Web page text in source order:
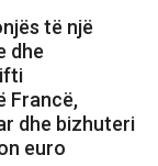
të një
dhe
Francë,
dhe bizhuteri
euro